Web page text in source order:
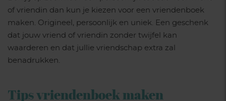
of vriendin dan kun je kiezen voor een vriendenboek
maken. Origineel, persoonlijk en uniek. Een geschenk
dat jouw vriend of vriendin zonder twijfel kan
waarderen en dat jullie vriendschap extra zal
benadrukken.
Tips vriendenboek maken